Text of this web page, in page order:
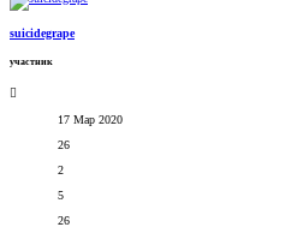
suicidegrape
участник
17 Мар 2020
26
2
5
26